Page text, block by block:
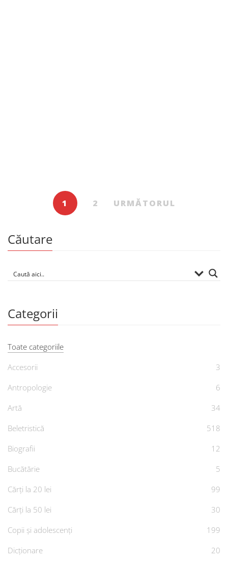
1 2 URMĂTORUL
Căutare
Categorii
Toate categoriile
Accesorii
3
Antropologie
6
Artă
34
Beletristică
518
Biografii
12
Bucătărie
5
Cărți la 20 lei
99
Cărți la 50 lei
30
Copii și adolescenți
199
Dicționare
20